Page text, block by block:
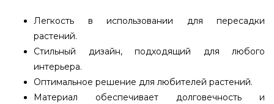
Легкость в использовании для пересадки
растений.
Стильный дизайн, подходящий для любого
интерьера.
Оптимальное решение для любителей растений.
Материал обеспечивает долговечность и